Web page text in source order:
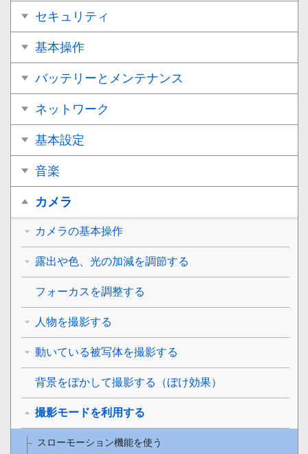
セキュリティ
基本操作
バッテリーとメンテナンス
ネットワーク
基本設定
音楽
カメラ
カメラの基本操作
露出や色、光の加減を調節する
フォーカスを調整する
人物を撮影する
動いている被写体を撮影する
背景をぼかして撮影する（ぼけ効果）
撮影モードを利用する
スローモーション機能を使う